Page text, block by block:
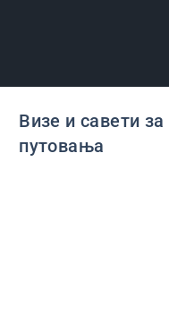
Визе и савети за
путовања